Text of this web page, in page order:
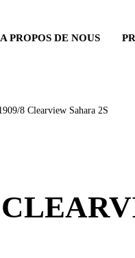
A PROPOS DE NOUS
8 Clearview Sahara 2S